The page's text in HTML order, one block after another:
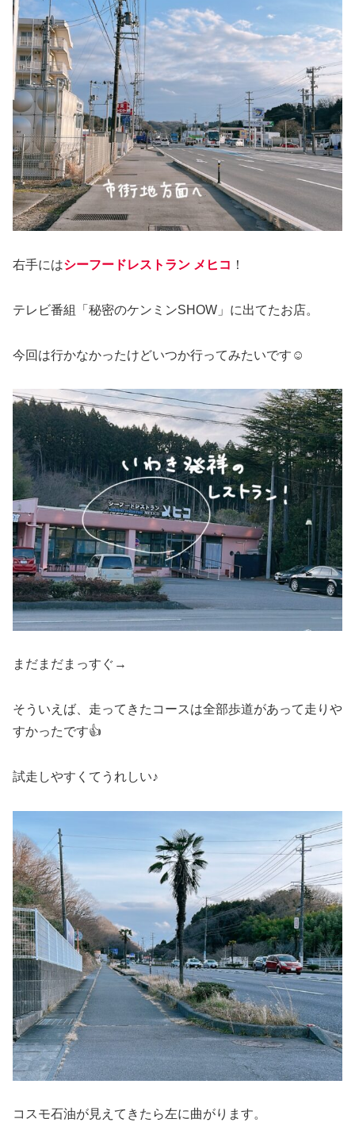
右手にはシーフードレストラン メヒコ ！
テレビ番組「秘密のケンミンSHOW」に出てたお店。
今回は行かなかったけどいつか行ってみたいです☺️
まだまだまっすぐ→
そういえば、走ってきたコースは全部歩道があって走りや
すかったです👍
試走しやすくてうれしい♪
コスモ石油が見えてきたら左に曲がります。